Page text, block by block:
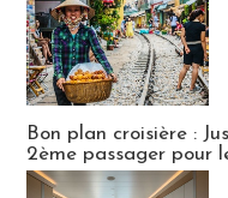
Bon plan croisière :
2ème passager pour